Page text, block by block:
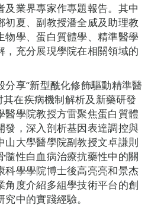
及業界專家作專題報告。其中
初夏、副教授潘全威及助理教
物學、蛋白質體學、精準醫學
，充分展現學院在相關領域的
享“新型酰化修飾驅動精準醫
在疾病機制解析及新藥研發
醫學院教授方雷聚焦蛋白質體
發，深入剖析基因表達調控與
山大學醫學院副教授文卓謙則
髓性白血病治療抗藥性中的關
科學學院博士後高亮亮和景杰
角度介紹多組學技術平台的創
中的實踐經驗。